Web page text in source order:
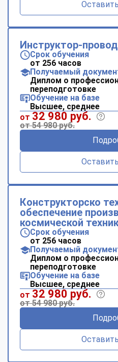
Инструктор-
Срок обучения
от 256 часов
Получаемый
Диплом о
переподготовке
Обучение на базе
Высшее, среднее
от 32 980 руб.
от 54 980 руб.
Конструкторско
обеспечение
космической
Срок обучения
от 256 часов
Получаемый
Диплом о
переподготовке
Обучение на базе
Высшее, среднее
от 32 980 руб.
от 54 980 руб.